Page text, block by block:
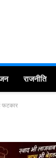
राजनीति
फटकार